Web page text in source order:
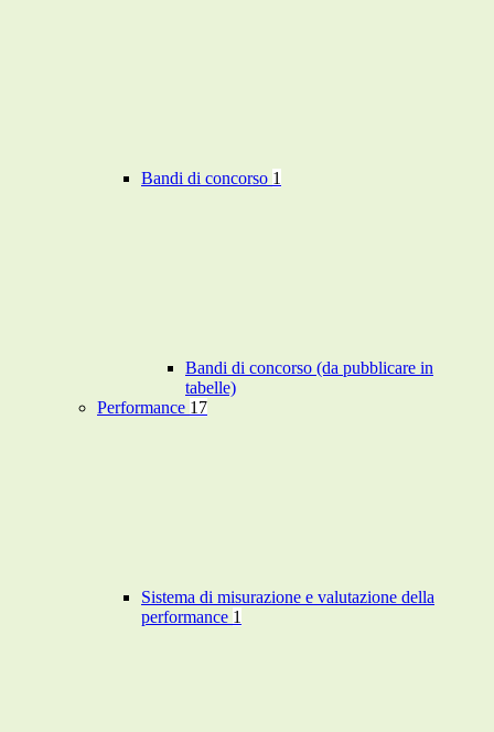
Bandi di concorso 1
Bandi di concorso (da pubblicare in
tabelle)
Performance 17
Sistema di misurazione e valutazione della
performance 1